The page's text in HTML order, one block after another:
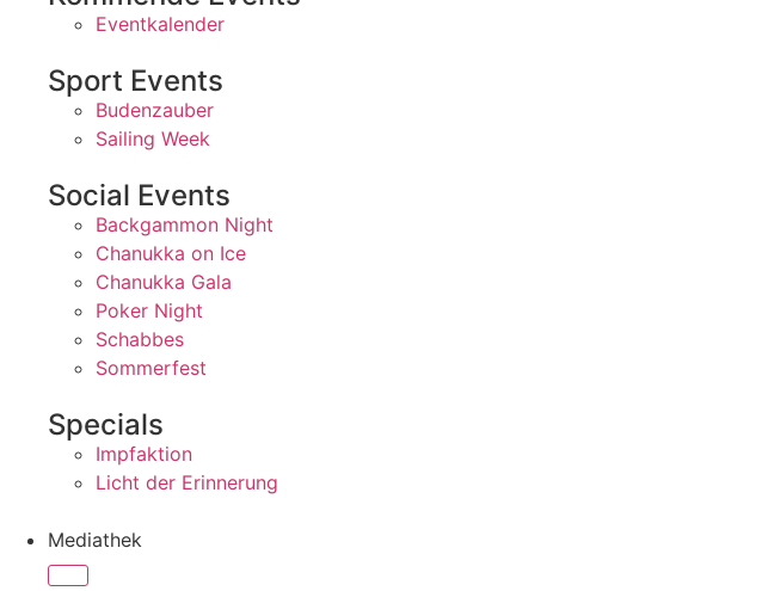
Eventkalender
Sport Events
Budenzauber
Sailing Week
Social Events
Backgammon Night
Chanukka on Ice
Chanukka Gala
Poker Night
Schabbes
Sommerfest
Specials
Impfaktion
Licht der Erinnerung
Mediathek